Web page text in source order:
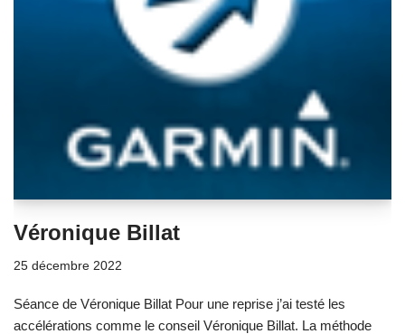
Véronique Billat
25 décembre 2022
Séance de Véronique Billat Pour une reprise j’ai testé les
accélérations comme le conseil Véronique Billat. La méthode